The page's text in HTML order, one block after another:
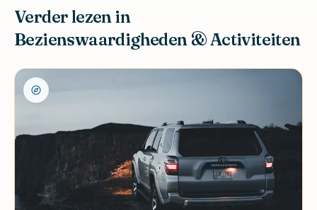
Verder lezen in
Bezienswaardigheden & Activiteiten